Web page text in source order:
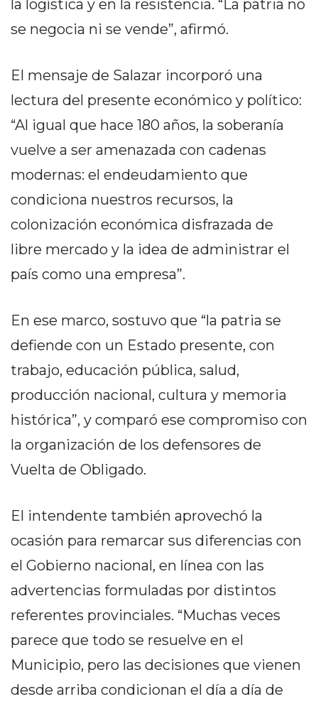
ZÁRATE
NOTICIAS
DE
CAMPANA
EXALTACIÓN
DE
COLÓN
(BUENOS
AIRES)
GIMNASIO
DE
PERGAMINO
MEJORES
PRECIOS
EN
DEPORTIVOS
PERGAMINO
SUPLEMENTOS
EN
PERGAMINO:
LOS
PRECIOS
WHEY
PROTEIN
la logística y en la resistencia. “La patria no
se negocia ni se vende”, afirmó.
El mensaje de Salazar incorporó una
lectura del presente económico y político:
“Al igual que hace 180 años, la soberanía
vuelve a ser amenazada con cadenas
modernas: el endeudamiento que
condiciona nuestros recursos, la
colonización económica disfrazada de
libre mercado y la idea de administrar el
país como una empresa”.
En ese marco, sostuvo que “la patria se
defiende con un Estado presente, con
trabajo, educación pública, salud,
producción nacional, cultura y memoria
histórica”, y comparó ese compromiso con
la organización de los defensores de
Vuelta de Obligado.
El intendente también aprovechó la
ocasión para remarcar sus diferencias con
el Gobierno nacional, en línea con las
advertencias formuladas por distintos
referentes provinciales. “Muchas veces
parece que todo se resuelve en el
Municipio, pero las decisiones que vienen
desde arriba condicionan el día a día de